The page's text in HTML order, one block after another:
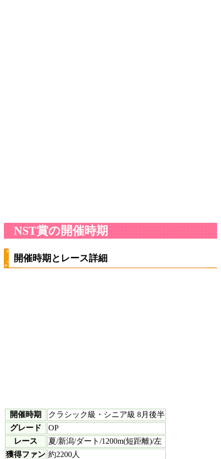
NST賞の開催時期
開催時期とレース詳細
開催時期
クラシック級・シニア級 8月後半
グレード
OP
レース
夏/新潟/ダート/1200m(短距離)/左
獲得ファン 約2200人